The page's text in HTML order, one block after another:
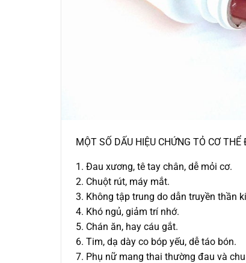
MỘT SỐ DẤU HIỆU CHỨNG TỎ CƠ THỂ
1. Đau xương, tê tay chân, dễ mỏi cơ.
2. Chuột rút, máy mắt.
3. Không tập trung do dẫn truyền thần
4. Khó ngủ, giảm trí nhớ.
5. Chán ăn, hay cáu gắt.
6. Tim, dạ dày co bóp yếu, dễ táo bón.
7. Phụ nữ mang thai thường đau và